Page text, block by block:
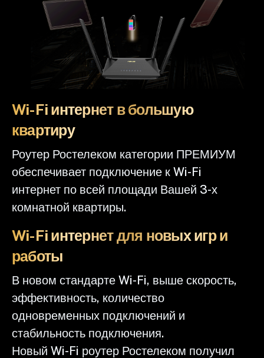
Wi-Fi интернет в большую
квартиру
Роутер Ростелеком категории ПРЕМИУМ
обеспечивает подключение к Wi-Fi
интернет по всей площади Вашей 3-х
комнатной квартиры.
Wi-Fi интернет для новых игр и
работы
В новом стандарте Wi-Fi, выше скорость,
эффективность, количество
одновременных подключений и
стабильность подключения.
Новый Wi-Fi роутер Ростелеком получил